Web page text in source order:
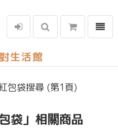
選單
包袋搜尋 (第1頁)
袋」相關商品